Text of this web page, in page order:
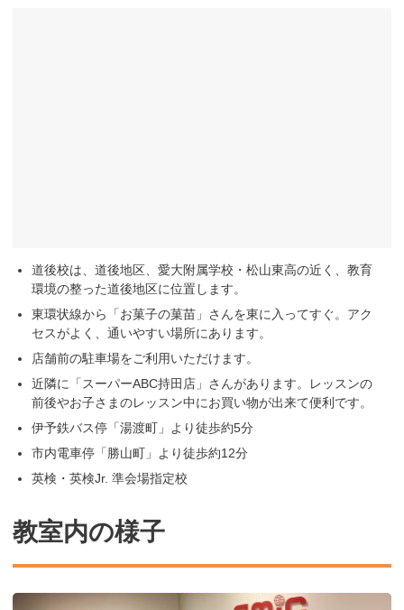
道後校は、道後地区、愛大附属学校・松山東高の近く、教育
環境の整った道後地区に位置します。
東環状線から「お菓子の菓苗」さんを東に入ってすぐ。アク
セスがよく、通いやすい場所にあります。
店舗前の駐車場をご利用いただけます。
近隣に「スーパーABC持田店」さんがあります。レッスンの
前後やお子さまのレッスン中にお買い物が出来て便利です。
伊予鉄バス停「湯渡町」より徒歩約5分
市内電車停「勝山町」より徒歩約12分
英検・英検Jr. 準会場指定校
教室内の様子